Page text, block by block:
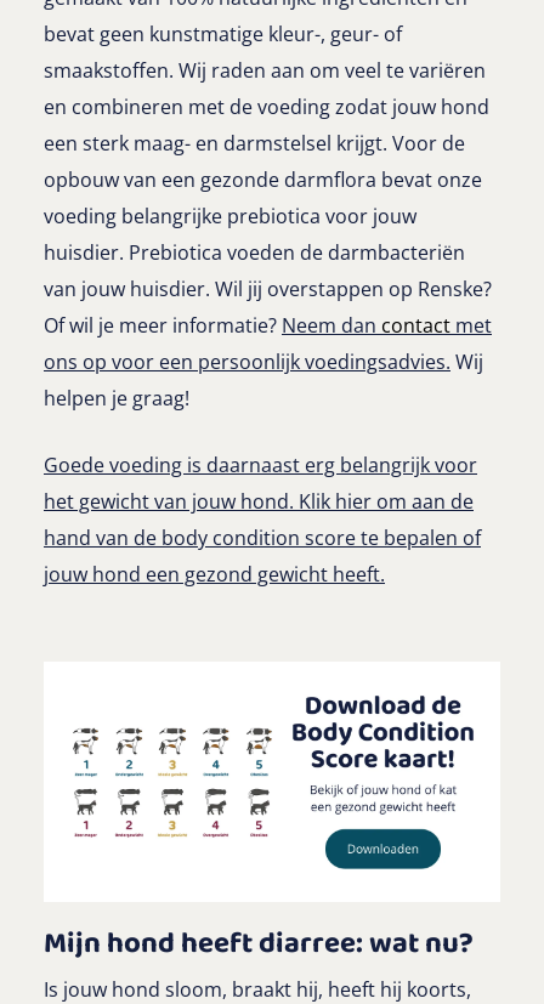
bevat geen kunstmatige kleur-, geur- of
smaakstoffen. Wij raden aan om veel te variëren
en combineren met de voeding zodat jouw hond
een sterk maag- en darmstelsel krijgt. Voor de
opbouw van een gezonde darmflora bevat onze
voeding belangrijke prebiotica voor jouw
huisdier. Prebiotica voeden de darmbacteriën
van jouw huisdier. Wil jij overstappen op Renske?
Of wil je meer informatie? Neem dan contact met
ons op voor een persoonlijk voedingsadvies. Wij
helpen je graag!
Goede voeding is daarnaast erg belangrijk voor
het gewicht van jouw hond. Klik hier om aan de
hand van de body condition score te bepalen of
jouw hond een gezond gewicht heeft.
Mijn hond heeft diarree: wat nu?
Is jouw hond sloom, braakt hij, heeft hij koorts,